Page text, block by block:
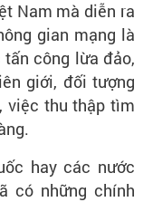
Nam mà diễn ra
gian mạng là
công lừa đảo,
giới, đối tượng
việc thu thập tìm
hay các nước
có những chính